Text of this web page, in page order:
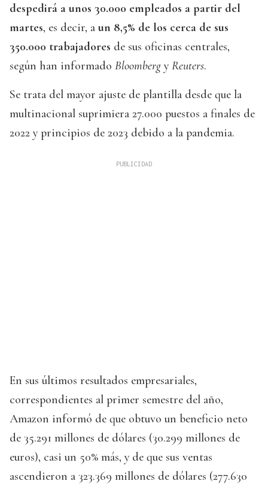
despedirá a unos 30.000 empleados a partir del
martes, es decir, a un 8,5% de los cerca de sus
350.000 trabajadores de sus oficinas centrales,
según han informado Bloomberg yReuters.
Se trata del mayor ajuste de plantilla desde que la
multinacional suprimiera 27.000 puestos a finales de
2022 y principios de 2023 debido a la pandemia.
En sus últimos resultados empresariales,
correspondientes al primer semestre del año,
Amazon informó de que obtuvo un beneficio neto
de 35.291 millones de dólares (30.299 millones de
euros), casi un 50% más, y de que sus ventas
ascendieron a 323.369 millones de dólares (277.630